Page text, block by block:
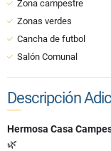
Zona campestre
Zonas verdes
Cancha de futbol
Salón Comunal
Descripción
Hermosa Casa
🌿